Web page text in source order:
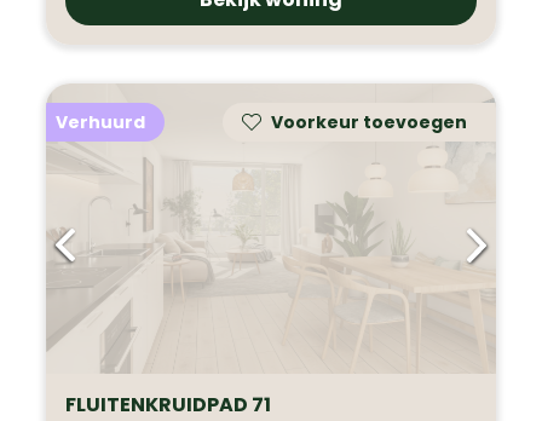
Voorkeur toevoegen
Verhuurd
FLUITENKRUIDPAD 71